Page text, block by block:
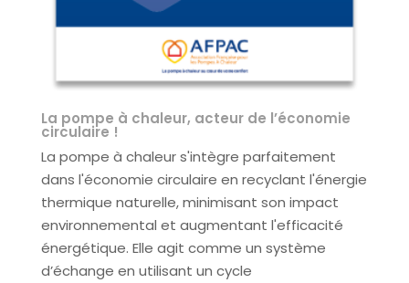
La pompe à chaleur, acteur de l’économie
circulaire !
La pompe à chaleur s'intègre parfaitement
dans l'économie circulaire en recyclant l'énergie
thermique naturelle, minimisant son impact
environnemental et augmentant l'efficacité
énergétique. Elle agit comme un système
d’échange en utilisant un cycle